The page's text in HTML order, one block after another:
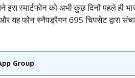
इस स्मार्टफोन को अभी कुछ दिनों पहले ही
और यह फोन स्नैपड्रैगन 695 चिपसेट द्वारा
Group